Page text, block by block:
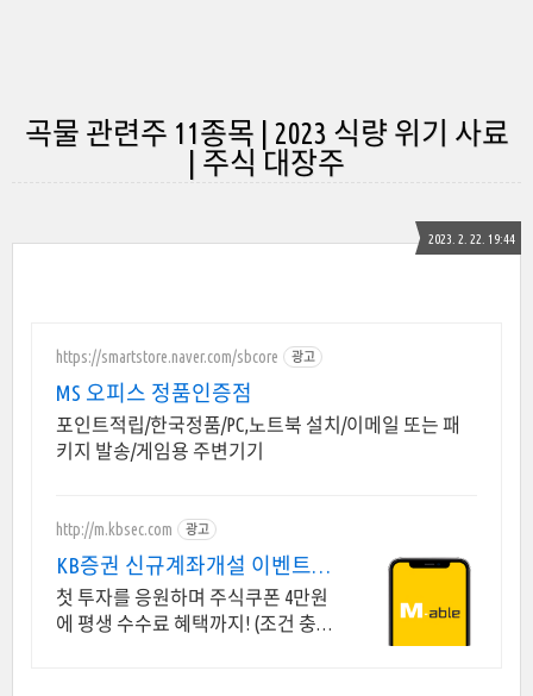
곡물 관련주 11종목 | 2023 식량 위기 사료
| 주식 대장주
2023. 2. 22. 19:44
https://smartstore.naver.com/sbcore 광고
MS 오피스 정품인증점
포인트적립/한국정품/PC,노트북 설치/이메일 또는 패
키지 발송/게임용 주변기기
http://m.kbsec.com 광고
KB증권 신규계좌개설 이벤트
국내주식쿠폰 최대 5만원
첫 투자를 응원하며 주식쿠폰 4만원
에 평생 수수료 혜택까지! (조건 충족